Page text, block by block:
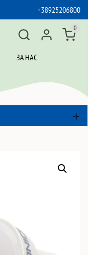
+38925206800
ЗА НАС
0